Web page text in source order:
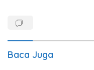
Baca Juga